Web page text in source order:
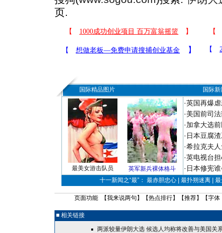
页.
国际精品图片 国际
最美女游击队员 英军新兵裸体格斗
·英国再爆
·美国前司
·加拿大选
· 日本豆腐
·希拉克夫
·英电视台
· 日本修宪
十一新闻之“最”： 最赤胆忠心 | 最扑朔迷离 |
页面功能 【我来说两句 】【热点排行】【推荐】【字体
■ 相关链接
两派较量伊朗大选 候选人均称将改善与美国关